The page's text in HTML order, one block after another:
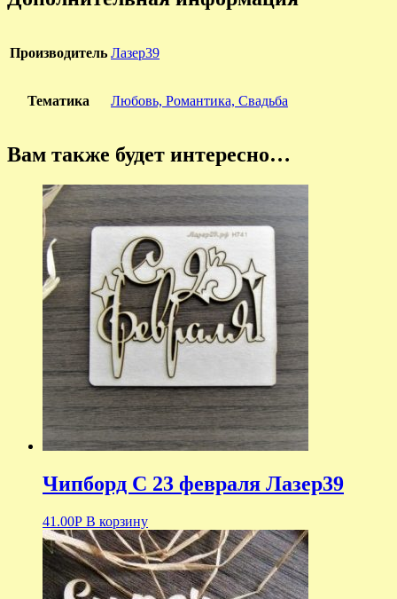
Производитель Лазер39
Тематика Любовь, Романтика, Cвадьба
Вам также будет интересно…
Чипборд С 23 февраля Лазер39
41.00Р В корзину